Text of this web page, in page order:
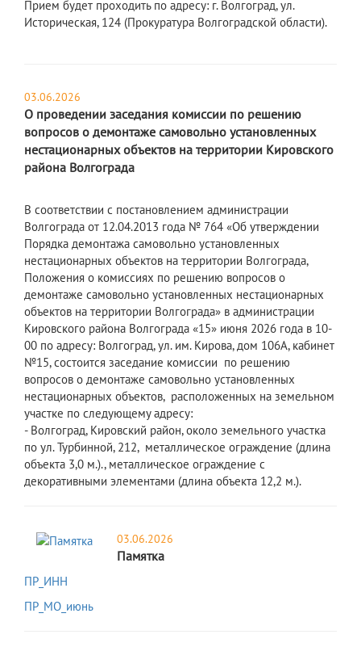
Прием будет проходить по адресу: г. Волгоград, ул.
Историческая, 124 (Прокуратура Волгоградской области).
03.06.2026
О проведении заседания комиссии по решению
вопросов о демонтаже самовольно установленных
нестационарных объектов на территории Кировского
района Волгограда
В соответствии с постановлением администрации
Волгограда от 12.04.2013 года № 764 «Об утверждении
Порядка демонтажа самовольно установленных
нестационарных объектов на территории Волгограда,
Положения о комиссиях по решению вопросов о
демонтаже самовольно установленных нестационарных
объектов на территории Волгограда» в администрации
Кировского района Волгограда «15» июня 2026 года в 10-
00 по адресу: Волгоград, ул. им. Кирова, дом 106А, кабинет
№15, состоится заседание комиссии по решению
вопросов о демонтаже самовольно установленных
нестационарных объектов, расположенных на земельном
участке по следующему адресу:
- Волгоград, Кировский район, около земельного участка
по ул. Турбинной, 212, металлическое ограждение (длина
объекта 3,0 м.)., металлическое ограждение с
декоративными элементами (длина объекта 12,2 м.).
03.06.2026
Памятка
ПР_ИНН
ПР_МО_июнь